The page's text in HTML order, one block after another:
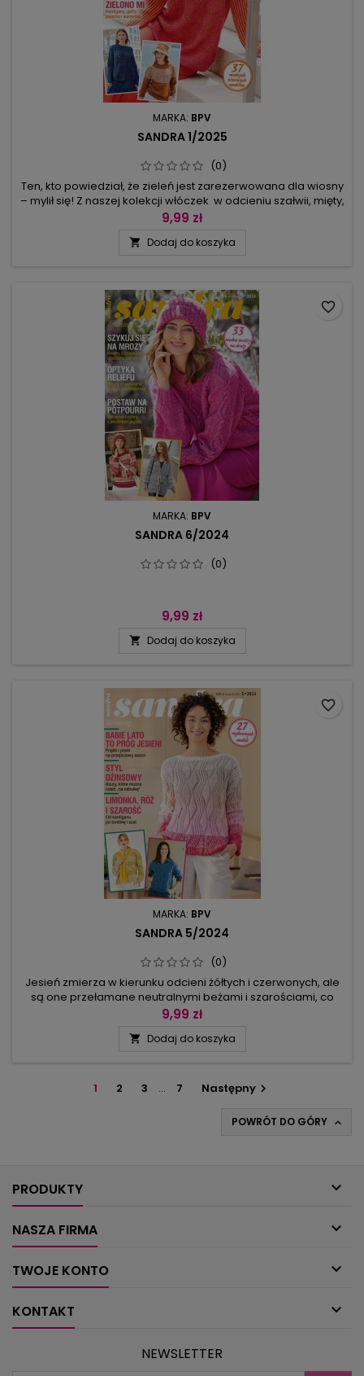
MARKA: BPV
SANDRA 1/2025
(0)
Ten, kto powiedział, że zieleń jest zarezerwowana dla wiosny
– mylił się! Z naszej kolekcji włóczek w odcieniu szałwii, mięty,
oliwki powstały: sukienka, obszerne poncho, kardigan w
dołu – będzie ci w nich ciepło w mroźne dni.Ale z drugiej
9,99 zł
 Dodaj do koszyka
MARKA: BPV
SANDRA 6/2024
(0)
9,99 zł
 Dodaj do koszyka
favorite_border
MARKA: BPV
SANDRA 5/2024
(0)
Jesień zmierza w kierunku odcieni żółtych i czerwonych, ale
są one przełamane neutralnymi beżami i szarościami, co
sprawia, że żywe kolory odbieramy jako intensywniejsze. Tą
kolekcję modeli w Sandrze. Pomarańczowe, jagodowe i
9,99 zł
 Dodaj do koszyka
favorite_border
1 2 3 … 7 Następny 
POWRÓT DO GÓRY 
PRODUKTY 
NASZA FIRMA 
TWOJE KONTO 
KONTAKT 
NEWSLETTER